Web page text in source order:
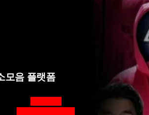
모음 플랫폼